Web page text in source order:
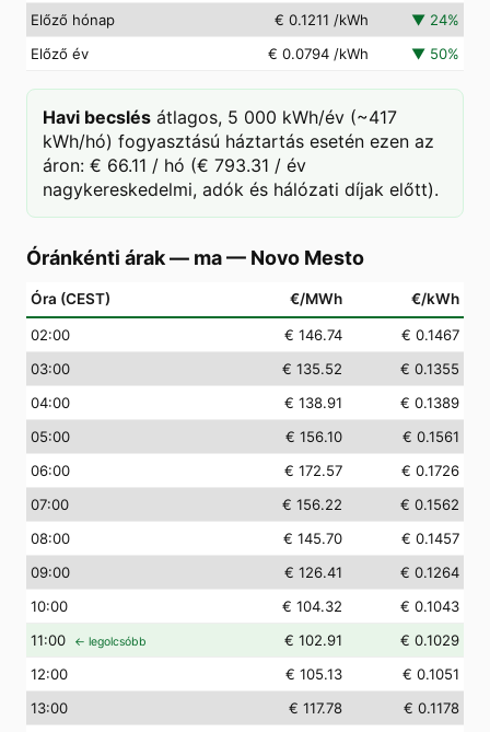
Előző hónap
€ 0.1211 /kWh ▼ 24%
Előző év
€ 0.0794 /kWh ▼ 50%
Havi becslés átlagos, 5 000 kWh/év (~417
kWh/hó) fogyasztású háztartás esetén ezen az
áron: € 66.11 / hó (€ 793.31 / év
nagykereskedelmi, adók és hálózati díjak előtt).
Óránkénti árak — ma— Novo Mesto
Óra (CEST) €/MWh €/kWh
02:00 € 146.74
€ 0.1467
03:00 € 135.52
€ 0.1355
04:00 € 138.91
€ 0.1389
05:00 € 156.10
€ 0.1561
06:00 € 172.57
€ 0.1726
07:00 € 156.22
€ 0.1562
08:00 € 145.70
€ 0.1457
09:00 € 126.41
€ 0.1264
10:00 € 104.32
€ 0.1043
11:00 ← legolcsóbb € 102.91
€ 0.1029
12:00 € 105.13
€ 0.1051
13:00 € 117.78
€ 0.1178